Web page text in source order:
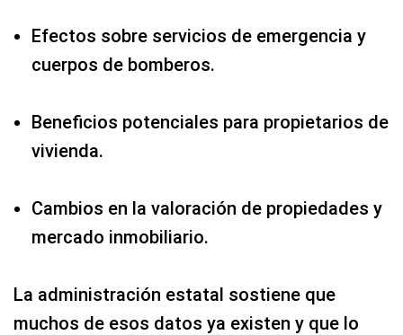
Efectos sobre servicios de emergencia y
cuerpos de bomberos.
Beneficios potenciales para propietarios de
vivienda.
Cambios en la valoración de propiedades y
mercado inmobiliario.
La administración estatal sostiene que
muchos de esos datos ya existen y que lo